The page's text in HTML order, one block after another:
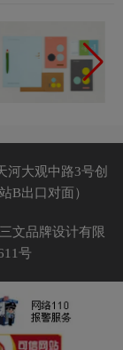
河大观中路3号创
B出口对面）
文品牌设计有限
号